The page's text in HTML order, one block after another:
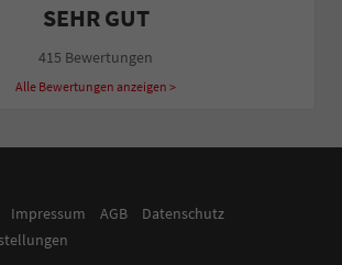
SEHR GUT
415 Bewertungen
Alle Bewertungen anzeigen >
Impressum AGB
Datenschutz